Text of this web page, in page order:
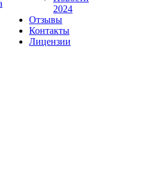
2024
Отзывы
Контакты
Лицензии